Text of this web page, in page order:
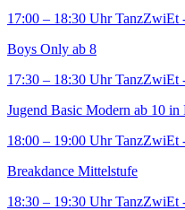
17:00 – 18:30 Uhr TanzZwiEt
Boys Only ab 8
17:30 – 18:30 Uhr TanzZwiEt
Jugend Basic Modern ab 10 in
18:00 – 19:00 Uhr TanzZwiEt
Breakdance Mittelstufe
18:30 – 19:30 Uhr TanzZwiEt